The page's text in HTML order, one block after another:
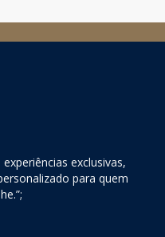
exclusivas,
para quem